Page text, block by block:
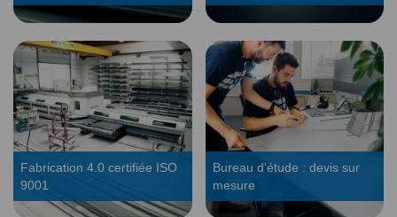
Fabrication 4.0 certifiée ISO
9001
Bureau d’étude : devis sur
mesure